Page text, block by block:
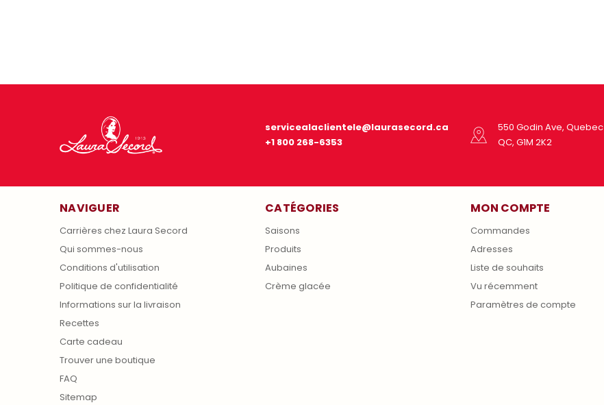
servicealaclientele@laurasecord.ca
+1 800 268-6353
550 Godin Ave, Quebec
QC, G1M 2K2
NAVIGUER
Carrières chez Laura Secord
Qui sommes-nous
Conditions d'utilisation
Politique de confidentialité
Informations sur la livraison
Recettes
Carte cadeau
Trouver une boutique
FAQ
Sitemap
CATÉGORIES
Saisons
Produits
Aubaines
Crème glacée
MON COMPTE
Commandes
Adresses
Liste de souhaits
Vu récemment
Paramètres de compte